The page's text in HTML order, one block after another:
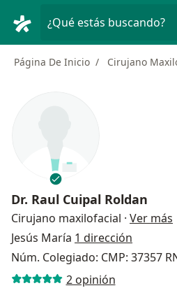
¿Qué estás buscando?
Página De Inicio Cirujano
Dr. Raul Cuipal Roldan
Cirujano maxilofacial · Ver más
Jesús María 1 dirección
Núm. Colegiado: CMP: 37357
2 opinión